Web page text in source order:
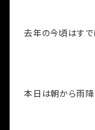
去年の今頃はすで
本日は朝から雨降